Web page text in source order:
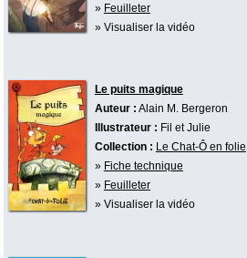
» Feuilleter
» Visualiser la vidéo
Le puits magique
Auteur : Alain M. Bergeron
Illustrateur : Fil et Julie
Collection : Le Chat-Ô en folie
» Fiche technique
» Feuilleter
» Visualiser la vidéo